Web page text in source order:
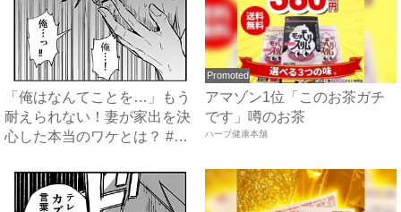
「俺はなんてことを…」もう
耐えられない！妻が家出を決
心した本当のワケとは？ #
Promoted
アマゾン1位「このお茶ガチ
です」噂のお茶
ハーブ健康本舗